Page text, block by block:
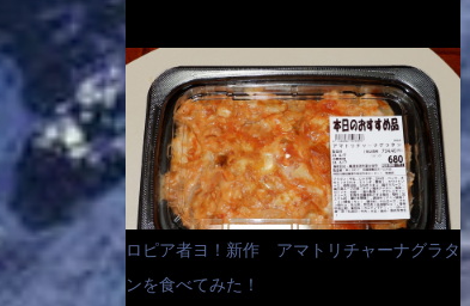
ほど茹で上げた状態です。 当家には、高齢
者がいるので少し柔らかく・・・ 茹で上が
った饂飩は、お店の饂飩に比べ＜細い＞で
す。 どちらかと云えば、稲庭饂飩的な太さ
ですね。 さてこれを、どの様に食べるか？
長葱無かったので、玉葱を刻んで八王子ラー
メン風月見つけうどん！ 冷やし釜あげうど
ん～です。 ラーメン丼に、冷水を軽く張っ
て饂飩を盛り付け、お椀に昆布出汁つゆと長
が・・・今も変わらないと思うけど・・・
これが出てくると、カウンター中からOH～
と声が飛ぶ！ 写真は、キャベツ少なめでお
願いしています。 皿のサイズは、直径30cm
ほどあります。 そこにドカ盛のキャベツと
御飯にカレーがかかっています。 カレーは
辛く無く、食べやすいタイプです。 それじ
ゃ～カツは、ハムカツ程度の薄さだろう？と
思われるかもしれないが・・・違う！ チャ
になった乾麺が普通でしょう。マルタイでは
＜棒状＞なのです。 素麺や日本蕎麦などの
乾麺と一緒ですね！ そんなマルタイ棒状ラ
ーメンを、OKストアで見かけ思わず手に取
って買い物篭へ 坦々まぜそばと＜数量限定
＞宮崎辛麺風ラーメン オーッといきなり私
の胃袋をグサッと・・・・ 棒状インスタン
トラーメンのデビューが決まりました。
か・ら・め・ん・辛麺！ 宮崎辛麺はチャル
ロピア者ヨ！新作 アマトリチャーナグラタ
ンを食べてみた！